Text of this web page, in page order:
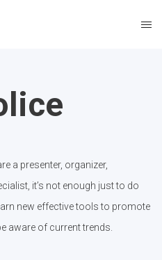
a presenter, organizer,
it’s not enough just to do
new effective tools to promote
aware of current trends.